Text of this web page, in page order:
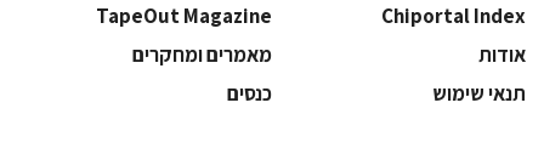
Chiportal Index
TapeOut Magazine
אודות
מאמרים ומחקרים
תנאי שימוש
כנסים